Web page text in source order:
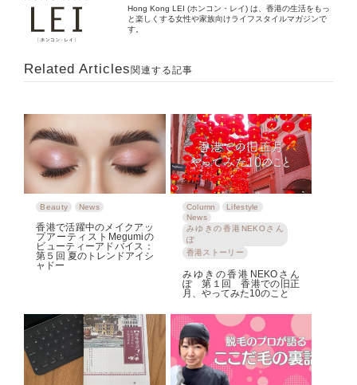
Hong Kong LEI (ホンコン・レイ) は、香港の生活をもっ
と楽しくする女性や家族向けライフスタイルマガジンで
す。
Related Articles 関連する記事
Beauty News
香港で活躍中のメイクアッ
プアーティストMegumiの
ビューティーアドバイス：
第５回 夏のトレンドアイシ
ャドー
Column
Lifestyle
News
みゆきの香港NEKOさん
ぽ
香港ストーリー
みゆきの香港NEKOさん
ぽ 第１回 香港での旧正
月、やってみた10のこと